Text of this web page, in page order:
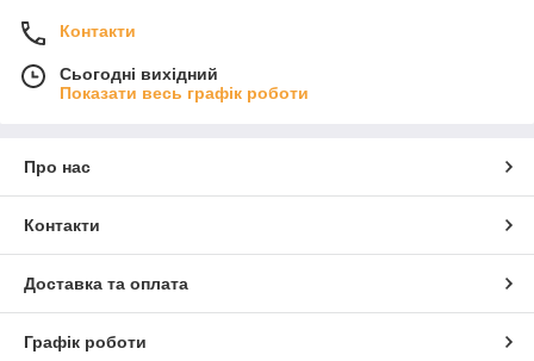
Контакти
Сьогодні вихідний
Показати весь графік роботи
Про нас
Контакти
Доставка та оплата
Графік роботи